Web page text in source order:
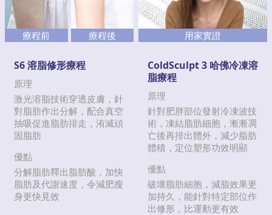
療程前 療程後 用家實證
S6 溶脂修形療程
原理
激光溶脂技術穿透皮膚，針
對脂肪作出分解，配合真空
抽吸促進脂肪排走，洧滅頑
固脂肪
優點
分解脂肪釋出脂肪酸，加快
脂肪及代謝速度，令減肥瘦
身更快見效
ColdSculpt 3 哈佛冷凍溶
脂療程
原理
針對肥胖部位發射冷凍波技
術，凍結脂肪細胞，漸漸凋
亡後再排出體外，減少脂肪
體積，定位塑形功效明顯
優點
破壞脂肪細胞，減脂效果更
加持久，能針對特定部位作
出修形，比運動更有效